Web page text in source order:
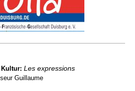
Les expressions
Guillaume